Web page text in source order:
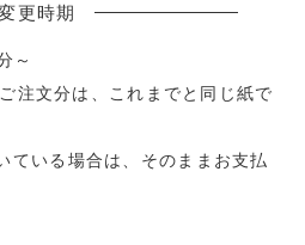
更時期
～
注文分は、これまでと同じ紙で
ている場合は、そのままお支払